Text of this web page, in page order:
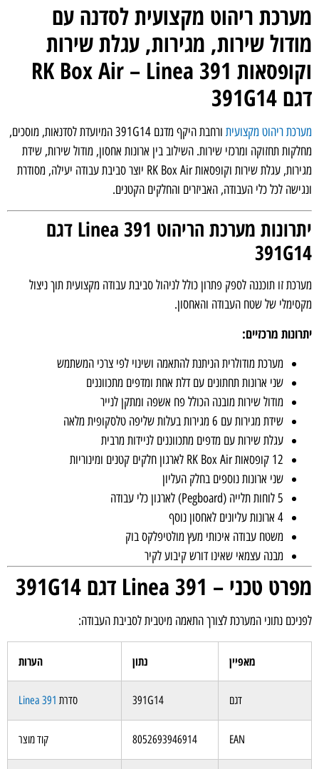
מערכת ריהוט מקצועית לסדנה עם
מודול שירות, מגירות, עגלת שירות
וקופסאות RK Box Air – Linea 391
דגם 391G14
מערכת ריהוט מקצועית
ורחבת היקף מדגם 391G14 המיועדת לסדנאות, מוסכים,
מחלקות תחזוקה ומרכזי שירות. השילוב בין ארונות אחסון, מודול שירות, שידת
מגירות, עגלת שירות וקופסאות RK Box Air יוצר סביבת עבודה יעילה, מסודרת
ונגישה לכל כלי העבודה, האביזרים והחלקים הקטנים.
יתרונות מערכת הריהוט Linea 391 דגם
391G14
מערכת זו תוכננה לספק פתרון כולל לניהול סביבת עבודה מקצועית תוך ניצול
מקסימלי של שטח העבודה והאחסון.
יתרונות מרכזיים:
מערכת מודולרית הניתנת להתאמה ושינוי לפי צרכי המשתמש
שני ארונות תחתונים עם דלת אחת ומדפים מתכווננים
מודול שירות מובנה הכולל פח אשפה ומתקן לנייר
שידת מגירות עם 6 מגירות בעלות שליפה טלסקופית מלאה
עגלת שירות עם מדפים מתכווננים לניידות מרבית
12 קופסאות RK Box Air לארגון חלקים קטנים ומינוריות
שני ארונות נוספים בחלק העליון
5 לוחות תלייה (Pegboard) לארגון כלי עבודה
4 ארונות עליונים לאחסון נוסף
משטח עבודה איכותי מעץ מולטיפלקס בוק
מבנה עצמאי שאינו דורש קיבוע לקיר
מפרט טכני – Linea 391 דגם 391G14
לפניכם נתוני המערכת לצורך התאמה מיטבית לסביבת העבודה:
מאפיין נתון הערות
דגם 391G14 סדרת Linea 391
EAN
8052693946914 קוד מוצר